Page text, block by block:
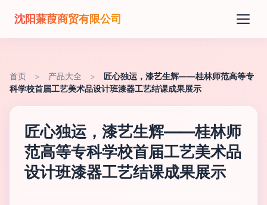
沈阳蒹葭商贸有限公司
首页 > 产品大全 >
匠心独运，漆艺生辉——桂林师范高等专
科学校首届工艺美术品设计班漆器工艺结课成果展示
匠心独运，漆艺生辉——桂林师
范高等专科学校首届工艺美术品
设计班漆器工艺结课成果展示